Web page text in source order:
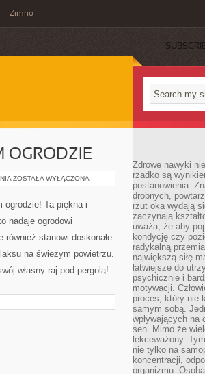
Zimno
OGRODZIE
ODKRYJ
SWOIM
ZOSTAŁA WYŁĄCZONA
ogrodzie! Ta piękna i
nadaje ogrodowi
również stanowi doskonałe
na świeżym powietrzu.
własny raj pod pergolą!
Zdrowe nawyki
rzadko są
postanowienia.
drobnych,
rzut oka wydają
zaczynają
uważa, że aby
kondycję czy
radykalną
największą siłę
łatwiejsze do
psychicznie i
motywacji.
proces, który nie
samym sobą.
wpływających na
sen. Mimo że
lekceważony.
nie tylko na
koncentracji,
organizmu.